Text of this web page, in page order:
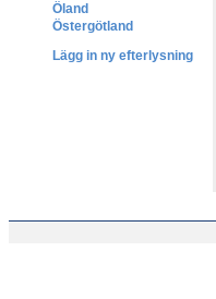
Öland
Östergötland
Lägg in ny efterlysning